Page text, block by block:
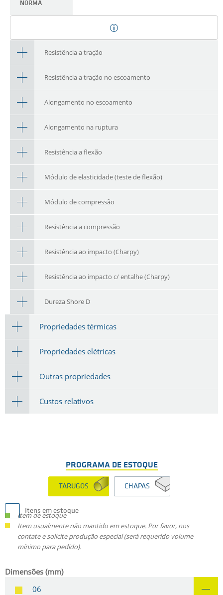
NORMA
Resistência a tração
Resistência a tração no escoamento
Alongamento no escoamento
Alongamento na ruptura
Resistência a flexão
Módulo de elasticidade (teste de flexão)
Módulo de compressão
Resistência a compressão
Resistência ao impacto (Charpy)
Resistência ao impacto c/ entalhe (Charpy)
Dureza Shore D
Propriedades térmicas
Propriedades elétricas
Outras propriedades
Custos relativos
PROGRAMA DE ESTOQUE
TARUGOS CHAPAS
Itens em estoque
Item de estoque
Item usualmente não mantido em estoque. Por favor, nos
contate e solicite produção especial (será requerido volume
mínimo para pedido).
Dimensões (mm)
06